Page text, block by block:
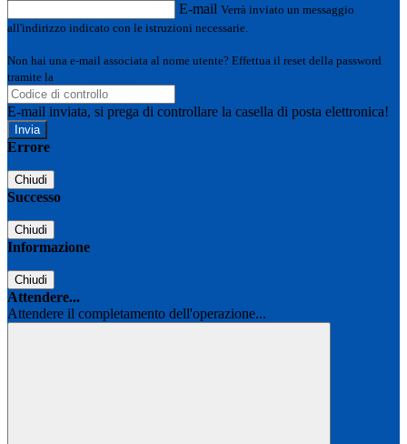
E-mail Verrà inviato un messaggio
all'indirizzo indicato con le istruzioni necessarie.
Non hai una e-mail associata al nome utente? Effettua il reset della password
tramite la
E-mail inviata, si prega di controllare la casella di posta elettronica!
Errore
Chiudi
Successo
Chiudi
Informazione
Chiudi
Attendere...
Attendere il completamento dell'operazione...